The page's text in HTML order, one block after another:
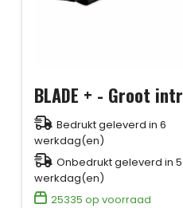
Bedrukt geleverd in 6
werkdag(en)
Onbedrukt geleverd in 5
werkdag(en)
25335 op voorraad